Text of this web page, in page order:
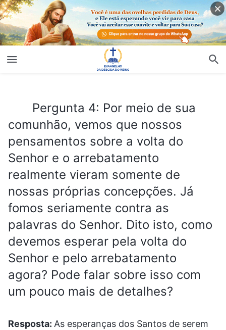
Pergunta 4: Por meio de sua
comunhão, vemos que nossos
pensamentos sobre a volta do
Senhor e o arrebatamento
realmente vieram somente de
nossas próprias concepções. Já
fomos seriamente contra as
palavras do Senhor. Dito isto, como
devemos esperar pela volta do
Senhor e pelo arrebatamento
agora? Pode falar sobre isso com
um pouco mais de detalhes?
Resposta: As esperanças dos Santos de serem